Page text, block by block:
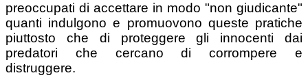
preoccupati di accettare in modo "non giudicante"
quanti indulgono e promuovono queste pratiche
piuttosto che di proteggere gli innocenti dai
predatori che cercano di corrompere e
distruggere.